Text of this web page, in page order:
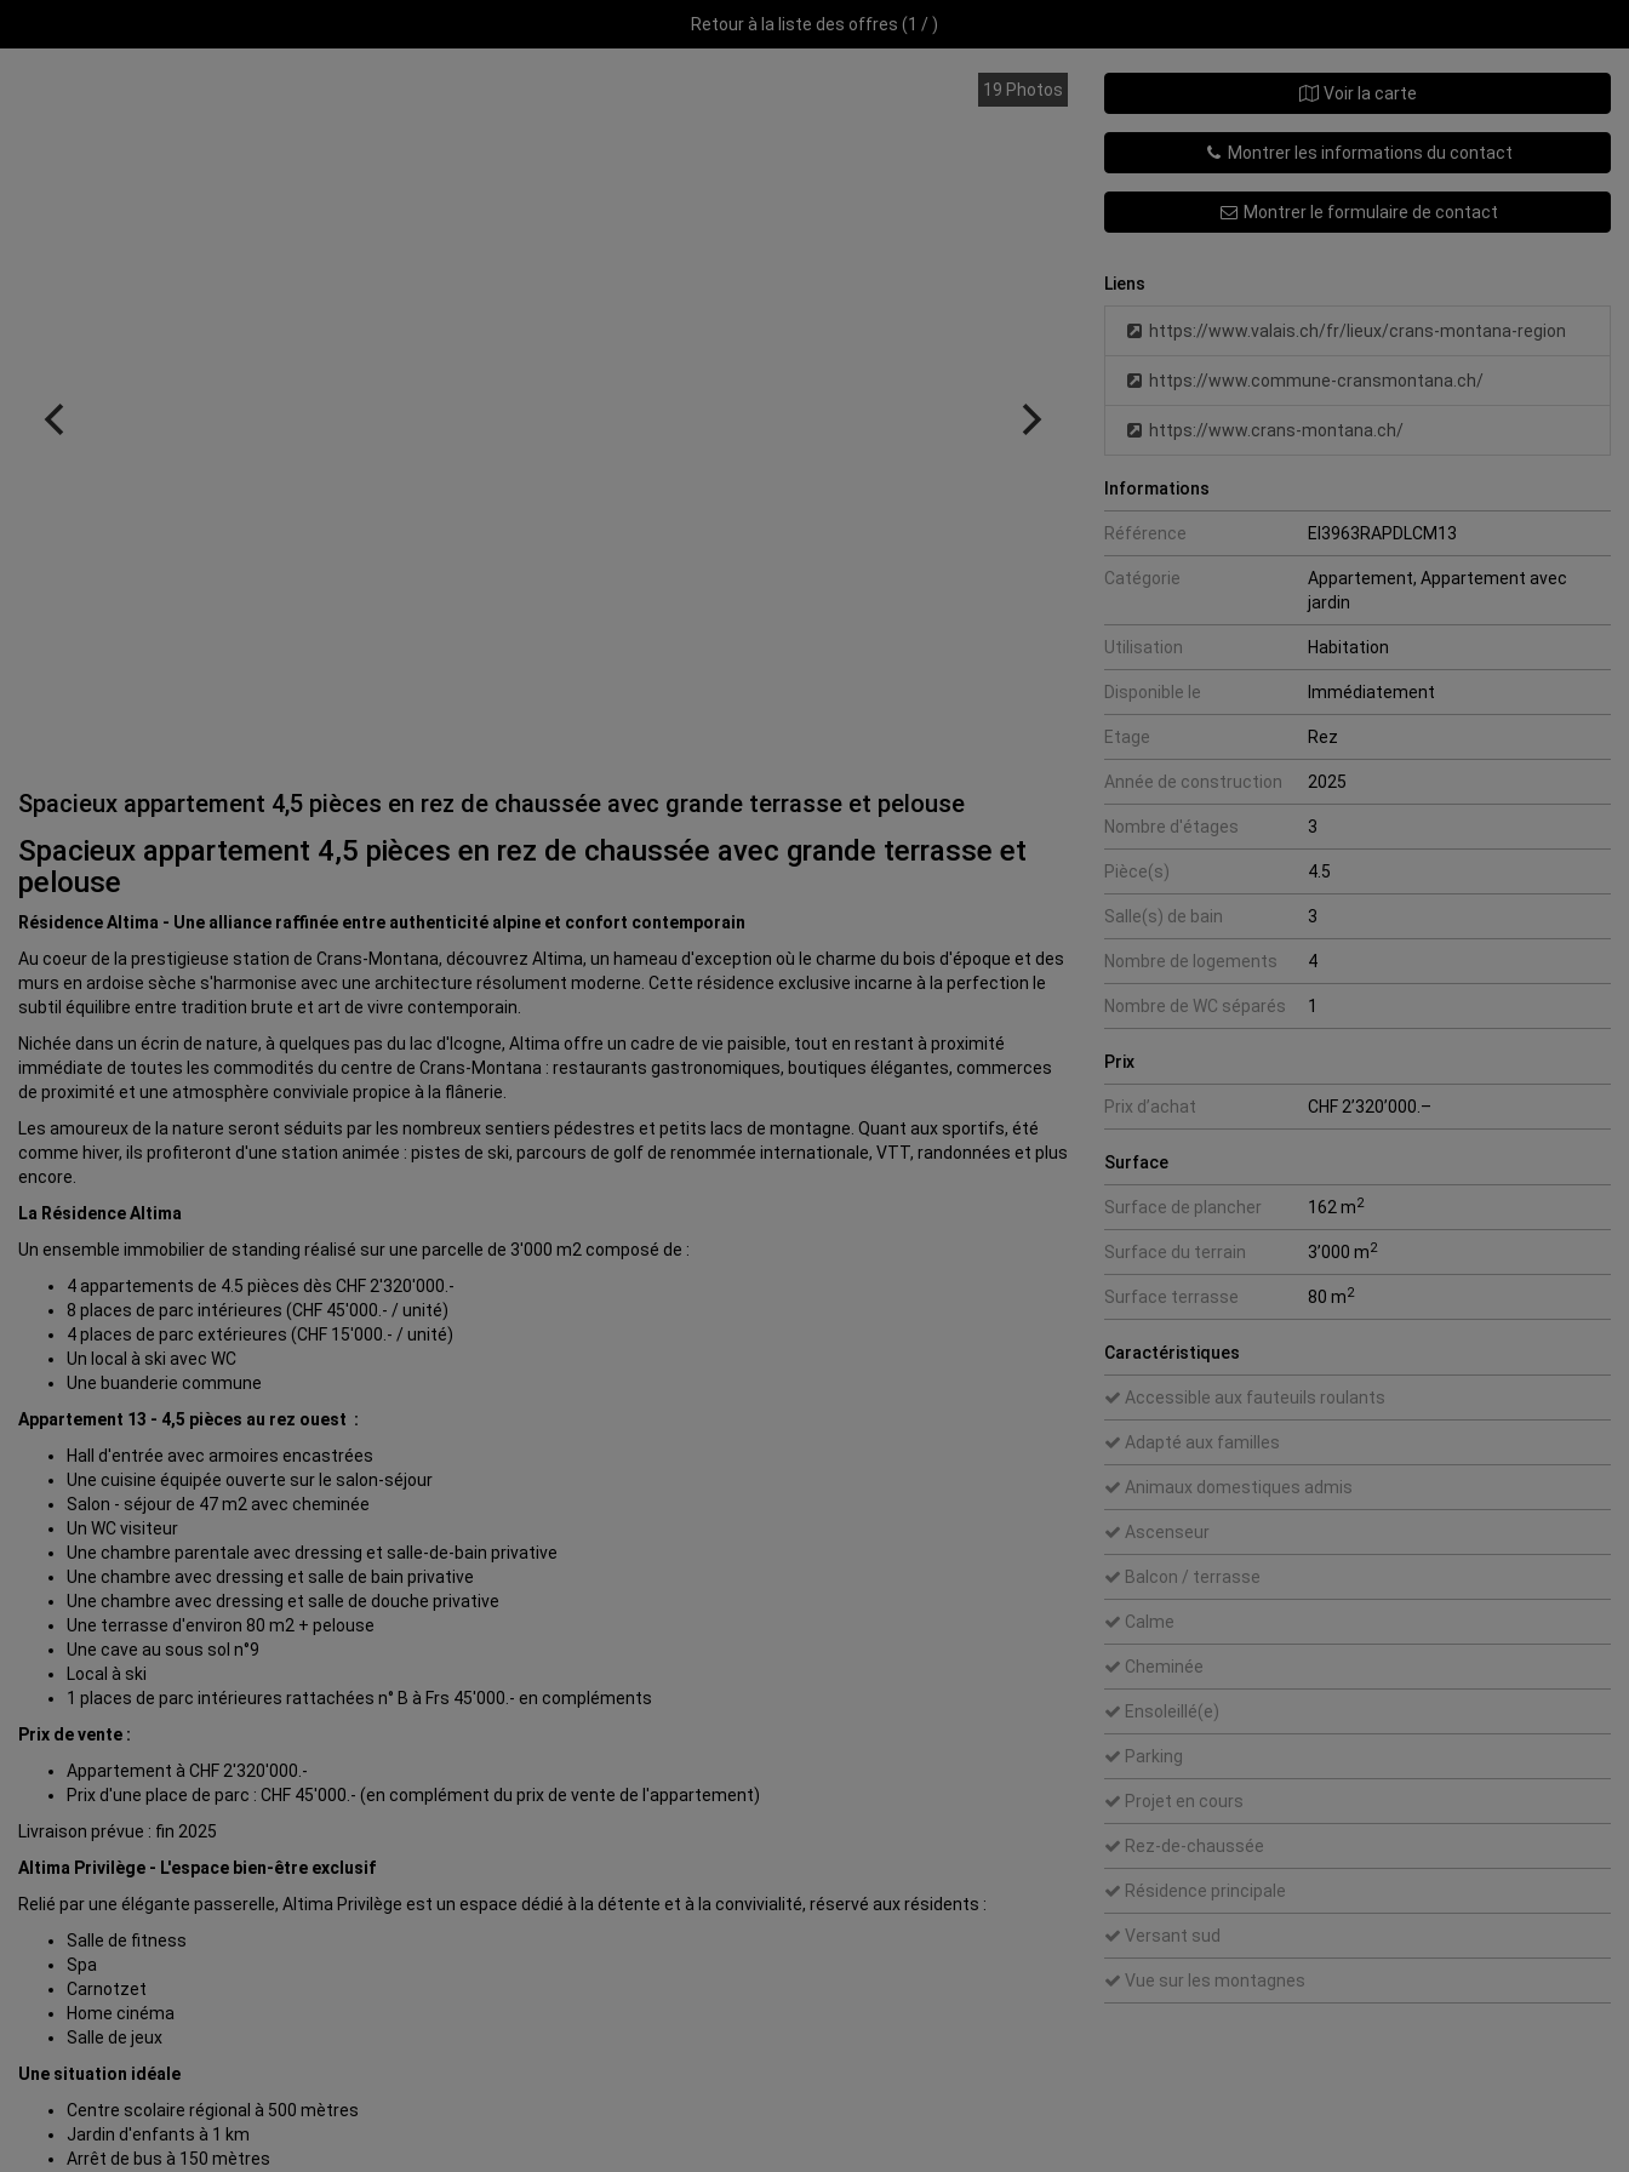
Retour à la liste des offres (1 / )
19 Photos
Spacieux appartement 4,5 pièces en rez de chaussée avec grande terrasse et pelouse
Spacieux appartement 4,5 pièces en rez de chaussée avec grande terrasse et
pelouse
Résidence Altima - Une alliance raffinée entre authenticité alpine et confort contemporain
Au coeur de la prestigieuse station de Crans-Montana, découvrez Altima, un hameau d'exception où le charme du bois d'époque et des
murs en ardoise sèche s'harmonise avec une architecture résolument moderne. Cette résidence exclusive incarne à la perfection le
subtil équilibre entre tradition brute et art de vivre contemporain.
Nichée dans un écrin de nature, à quelques pas du lac d'Icogne, Altima offre un cadre de vie paisible, tout en restant à proximité
immédiate de toutes les commodités du centre de Crans-Montana : restaurants gastronomiques, boutiques élégantes, commerces
de proximité et une atmosphère conviviale propice à la flânerie.
Les amoureux de la nature seront séduits par les nombreux sentiers pédestres et petits lacs de montagne. Quant aux sportifs, été
comme hiver, ils profiteront d'une station animée : pistes de ski, parcours de golf de renommée internationale, VTT, randonnées et plus
encore.
La Résidence Altima
Un ensemble immobilier de standing réalisé sur une parcelle de 3'000 m2 composé de :
4 appartements de 4.5 pièces dès CHF 2'320'000.-
8 places de parc intérieures (CHF 45'000.- / unité)
4 places de parc extérieures (CHF 15'000.- / unité)
Un local à ski avec WC
Une buanderie commune
Appartement 13 - 4,5 pièces au rez ouest :
Hall d'entrée avec armoires encastrées
Une cuisine équipée ouverte sur le salon-séjour
Salon - séjour de 47 m2 avec cheminée
Un WC visiteur
Une chambre parentale avec dressing et salle-de-bain privative
Une chambre avec dressing et salle de bain privative
Une chambre avec dressing et salle de douche privative
Une terrasse d'environ 80 m2 + pelouse
Une cave au sous sol n°9
Local à ski
1 places de parc intérieures rattachées n° B à Frs 45'000.- en compléments
Prix de vente :
Appartement à CHF 2'320'000.-
Prix d'une place de parc : CHF 45'000.- (en complément du prix de vente de l'appartement)
Livraison prévue : fin 2025
Altima Privilège - L'espace bien-être exclusif
Relié par une élégante passerelle, Altima Privilège est un espace dédié à la détente et à la convivialité, réservé aux résidents :
Salle de fitness
Spa
Carnotzet
Home cinéma
Salle de jeux
Une situation idéale
Centre scolaire régional à 500 mètres
Jardin d'enfants à 1 km
Arrêt de bus à 150 mètres
Voir la carte
Montrer les informations du contact
Montrer le formulaire de contact
Liens
https://www.valais.ch/fr/lieux/crans-montana-region
https://www.commune-cransmontana.ch/
https://www.crans-montana.ch/
Informations
Référence EI3963RAPDLCM13
Catégorie
Appartement, Appartement avec
jardin
Utilisation Habitation
Disponible le Immédiatement
Etage Rez
Année de construction 2025
Nombre d'étages 3
Pièce(s) 4.5
Salle(s) de bain 3
Nombre de logements 4
Nombre de WC séparés 1
Prix
Prix d’achat CHF 2’320’000.–
Surface
Surface de plancher 162 m2
Surface du terrain 3’000 m2
Surface terrasse 80 m2
Caractéristiques
Accessible aux fauteuils roulants
Adapté aux familles
Animaux domestiques admis
Ascenseur
Balcon / terrasse
Calme
Cheminée
Ensoleillé(e)
Parking
Projet en cours
Rez-de-chaussée
Résidence principale
Versant sud
Vue sur les montagnes